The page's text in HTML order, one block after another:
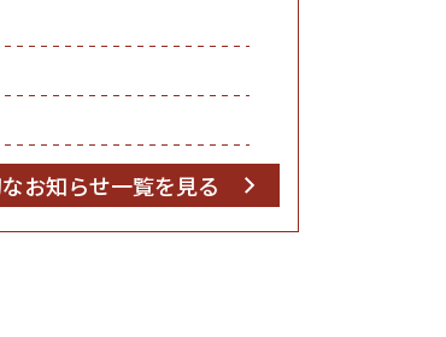
お知らせ一覧を見る